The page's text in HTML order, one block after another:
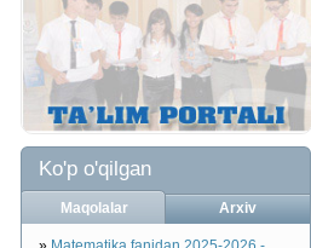
Ko'p o'qilgan
Maqolalar Arxiv